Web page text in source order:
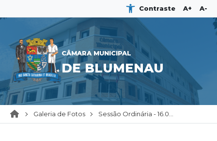
Contraste A+ A-
CÂMARA MUNICIPAL
DE BLUMENAU
Galeria de Fotos Sessão Ordinária - 16.0...